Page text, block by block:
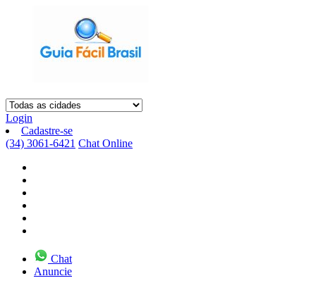
Login
Cadastre-se
(34) 3061-6421 Chat Online
Chat
Anuncie